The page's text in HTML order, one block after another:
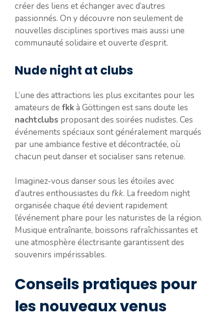
créer des liens et échanger avec d’autres
passionnés. On y découvre non seulement de
nouvelles disciplines sportives mais aussi une
communauté solidaire et ouverte d’esprit.
Nude night at clubs
L’une des attractions les plus excitantes pour les
amateurs de fkkà Göttingen est sans doute les
nachtclubs proposant des soirées nudistes. Ces
événements spéciaux sont généralement marqués
par une ambiance festive et décontractée, où
chacun peut danser et socialiser sans retenue.
Imaginez-vous danser sous les étoiles avec
d’autres enthousiastes du fkk. La freedom night
organisée chaque été devient rapidement
l’événement phare pour les naturistes de la région.
Musique entraînante, boissons rafraîchissantes et
une atmosphère électrisante garantissent des
souvenirs impérissables.
Conseils pratiques pour
les nouveaux venus